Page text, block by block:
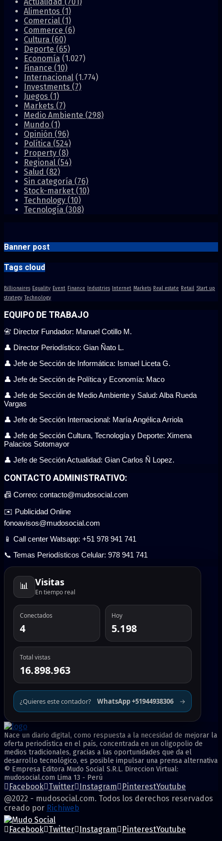
Alimentos (1)
Comercial (1)
Commerce (6)
Cultura (60)
Deporte (65)
Economía (1.027)
Finance (10)
Internacional (1.774)
Investments (7)
Juegos (1)
Markets (7)
Medio Ambiente (298)
Mundo (1)
Opinión (96)
Política (524)
Property (8)
Regional (54)
Salud (82)
Sin categoría (76)
Stock-market (10)
Technology (10)
Tecnología (308)
Banner post
Tags cloud
Billionaires Equality Event Finance Industries Internet Markets Real estate Retail Start up
strategy Technology
EQUIPO DE TRABAJO
📇 Director Fundador: Manuel Cotillo M.
👤 Director Periodístico: Gian Ñato L.
👤 Jefe de Sección de Informática: Ismael Liceta G.
👤 Jefe de Sección de Política y Economía: Maco
👤 Jefe de Sección de Medio Ambiente y Salud: Alba Rueda
Vargas
👤 Jefe de Sección Internacional: María Angélica Arriola
👤 Jefe de Sección Cultura, Tecnología y Deporte: Ximena
Palacios Sotomayor
👤 Jefe de Sección Actualidad: Gian Carlos Ñ Lopez.
CONTACTO ADMINISTRATIVO:
📠 Correo: contacto@mudosocial.com
✉️ Publicidad Online
fonoavisos@mudosocial.com
📱 Call center Watsapp: +51 978 941 741
📞 Temas Periodísticos Celular: 978 941 741
📊 Visitas
En tiempo real
Conectados
4
Hoy
5.198
Total vistas
16.898.963
¿Quieres este contador? WhatsApp +51944938306 →
Nace un diario digital, como respuesta a la necesidad de mejorar la
oferta periodística en el país, concentrada en un oligopolio de
medios tradicionales, gracias a las oportunidades que da el
desarrollo tecnológico, es posible impulsar una prensa alternativa
© Empresa Editora Mudo Social S.R.L. Direccion Virtual:
mudosocial.com Lima 13 - Perú
Facebook Twitter Instagram PinterestYoutube
@2022 - mudosocial.com. Todos los derechos reservados
creado por Richiweb
Facebook Twitter Instagram PinterestYoutube